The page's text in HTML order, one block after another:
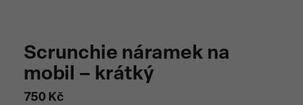
Scrunchie náramek na
mobil – krátký
750 Kč